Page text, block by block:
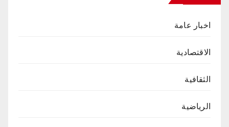
اخبار عامة
الاقتصادية
الثقافية
الرياضية